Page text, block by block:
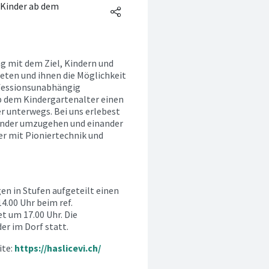
ab dem
mit dem Ziel, Kindern und
und ihnen die Möglichkeit
Kindergartenalter einen
Bei uns erlebest
umzugehen und einander
mit Pioniertechnik und
in Stufen aufgeteilt einen
Uhr beim ref.
um 17.00 Uhr. Die
im Dorf statt.
https://haslicevi.ch/